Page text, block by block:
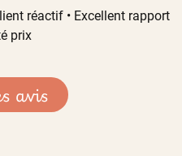
réactif • Excellent rapport
prix
avis